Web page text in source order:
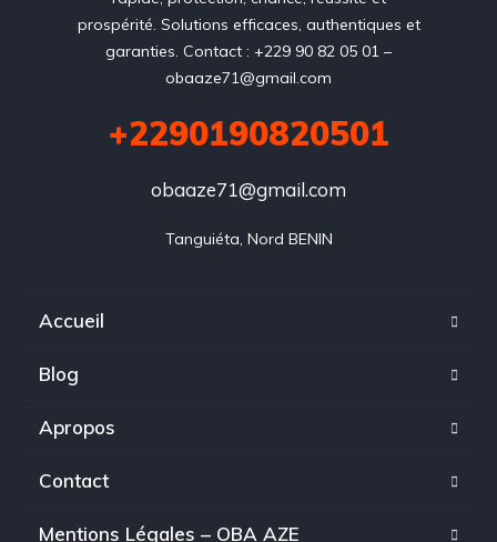
prospérité. Solutions efficaces, authentiques et
garanties. Contact : +229 90 82 05 01 –
obaaze71@gmail.com
+2290190820501
obaaze71@gmail.com
Tanguiéta, Nord BENIN
Accueil
Blog
Apropos
Contact
Mentions Légales – OBA AZE